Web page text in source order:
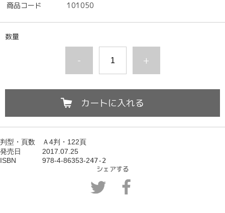
商品コード
101050
数量
- +
カートに入れる
判型・頁数
Ａ4判・122頁
発売日 2017.07.25
ISBN 978-4-86353-247-2
シェアする